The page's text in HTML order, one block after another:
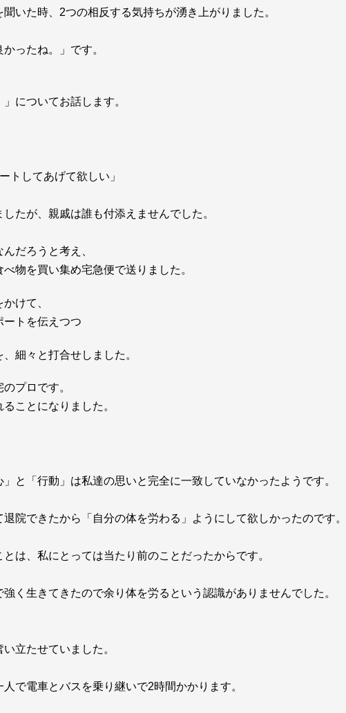
いた時、2つの相反する気持ちが湧き上がりました。
ったね。」です。
についてお話します。
トしてあげて欲しい」
たが、親戚は誰も付添えませんでした。
だろうと考え、
物を買い集め宅急便で送りました。
けて、
ートを伝えつつ
細々と打合せしました。
プロです。
ことになりました。
と「行動」は私達の思いと完全に一致していなかったようです。
院できたから「自分の体を労わる」ようにして欲しかったのです。
とは、私にとっては当たり前のことだったからです。
く生きてきたので余り体を労るという認識がありませんでした。
立たせていました。
で電車とバスを乗り継いで2時間かかります。